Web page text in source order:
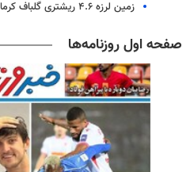
زمین لرزه ۴.۶ ریشتری گلباف کرمان را لرزاند
صفحه اول روزنامه‌ها